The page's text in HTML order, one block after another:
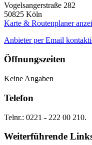
Vogelsangerstraße 282
50825 Köln
Karte & Routenplaner
Anbieter per Email
Öffnungszeiten
Keine Angaben
Telefon
Telnr.: 0221 - 222 00 210.
Weiterführende